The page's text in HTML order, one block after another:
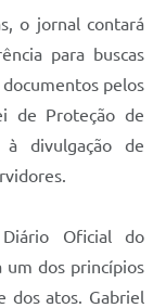
o jornal contará
para buscas
pelos
de Proteção de
à divulgação de
Oficial do
um dos princípios
dos atos. Gabriel